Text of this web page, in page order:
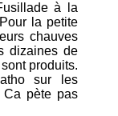
à la
la petite
chauves
dizaines de
produits.
sur les
Ca pète pas